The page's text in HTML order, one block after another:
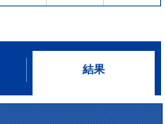
結果